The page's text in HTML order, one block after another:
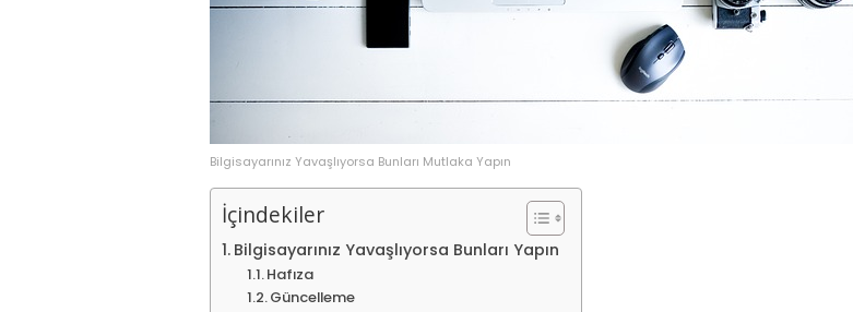
Bilgisayarınız Yavaşlıyorsa Bunları Mutlaka Yapın
İçindekiler
Bilgisayarınız Yavaşlıyorsa Bunları Yapın
Hafıza
Güncelleme